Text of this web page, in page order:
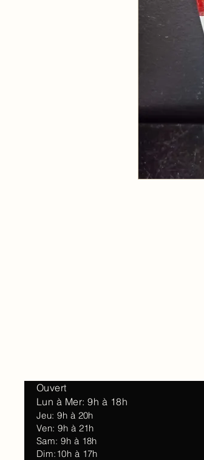
Ouvert
Lun à Mer: 9h à 18h
Jeu: 9h à 20h
Ven: 9h à 21h
Sam: 9h à 18h
Dim:10h à 17h